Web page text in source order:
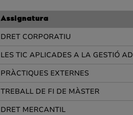
Assignatura
DRET CORPORATIU
LES TIC APLICADES A LA GESTIÓ
PRÀCTIQUES EXTERNES
TREBALL DE FI DE MÀSTER
DRET MERCANTIL